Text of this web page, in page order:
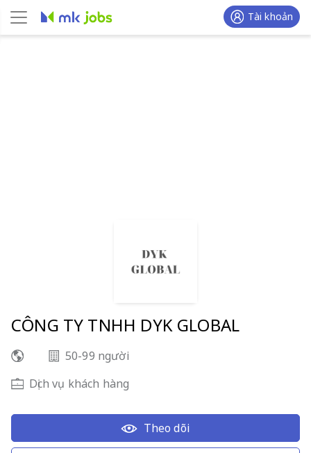
Tài khoản
CÔNG TY TNHH DYK GLOBAL
50-99 người
Dịch vụ khách hàng
Theo dõi